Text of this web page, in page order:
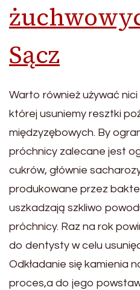
Sącz
Warto również używać
której usuniemy resztki
międzyzębowych. By
próchnicy zalecane jest
cukrów, głównie
produkowane przez
uszkadzają szkliwo
próchnicy. Raz na rok
do dentysty w celu
Odkładanie się kamienia
proces,a do jego